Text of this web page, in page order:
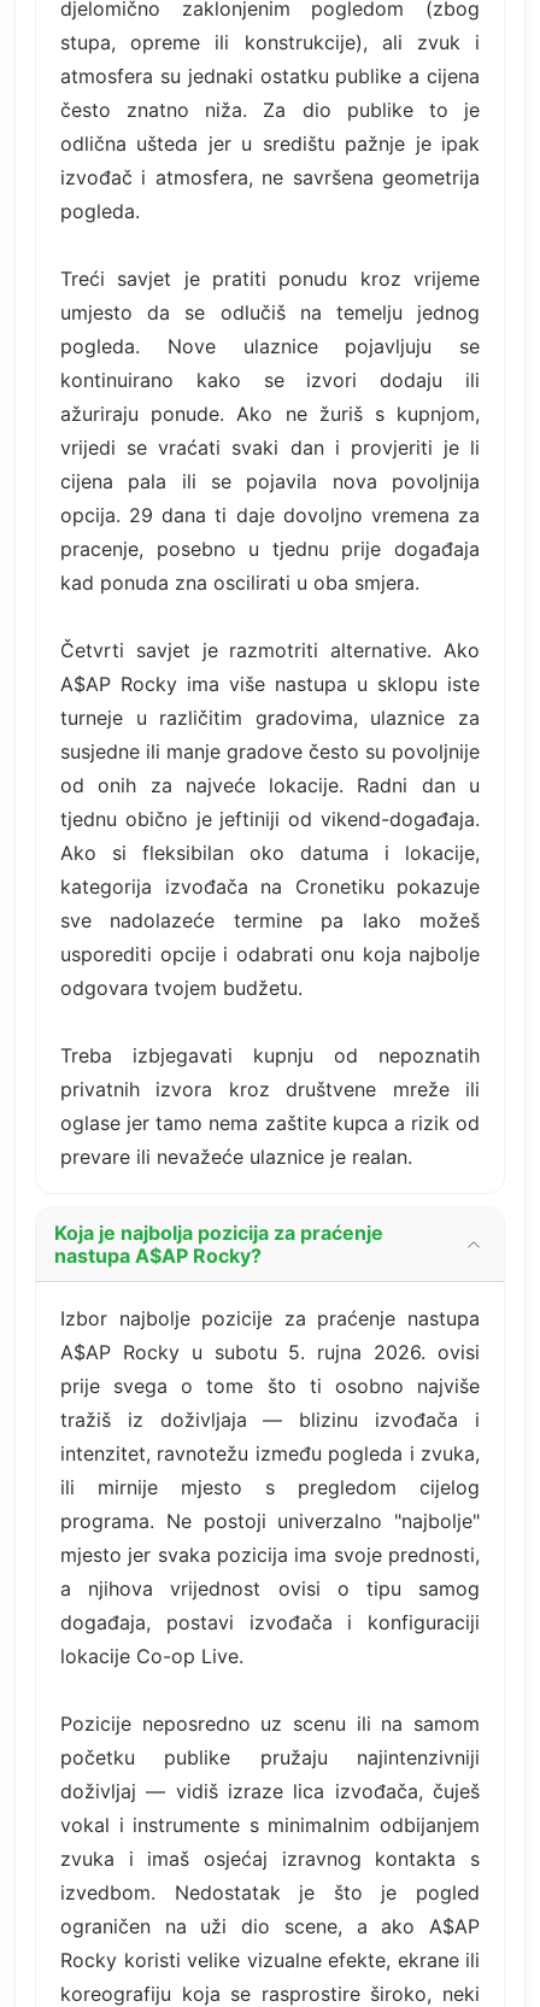
djelomično zaklonjenim pogledom (zbog
stupa, opreme ili konstrukcije), ali zvuk i
atmosfera su jednaki ostatku publike a cijena
često znatno niža. Za dio publike to je
odlična ušteda jer u središtu pažnje je ipak
izvođač i atmosfera, ne savršena geometrija
pogleda.
Treći savjet je pratiti ponudu kroz vrijeme
umjesto da se odlučiš na temelju jednog
pogleda. Nove ulaznice pojavljuju se
kontinuirano kako se izvori dodaju ili
ažuriraju ponude. Ako ne žuriš s kupnjom,
vrijedi se vraćati svaki dan i provjeriti je li
cijena pala ili se pojavila nova povoljnija
opcija. 29 dana ti daje dovoljno vremena za
pracenje, posebno u tjednu prije događaja
kad ponuda zna oscilirati u oba smjera.
Četvrti savjet je razmotriti alternative. Ako
A$AP Rocky ima više nastupa u sklopu iste
turneje u različitim gradovima, ulaznice za
susjedne ili manje gradove često su povoljnije
od onih za najveće lokacije. Radni dan u
tjednu obično je jeftiniji od vikend-događaja.
Ako si fleksibilan oko datuma i lokacije,
kategorija izvođača na Cronetiku pokazuje
sve nadolazeće termine pa lako možeš
usporediti opcije i odabrati onu koja najbolje
odgovara tvojem budžetu.
Treba izbjegavati kupnju od nepoznatih
privatnih izvora kroz društvene mreže ili
oglase jer tamo nema zaštite kupca a rizik od
prevare ili nevažeće ulaznice je realan.
Koja je najbolja pozicija za praćenje
nastupa A$AP Rocky?
Izbor najbolje pozicije za praćenje nastupa
A$AP Rocky u subotu 5. rujna 2026. ovisi
prije svega o tome što ti osobno najviše
tražiš iz doživljaja — blizinu izvođača i
intenzitet, ravnotežu između pogleda i zvuka,
ili mirnije mjesto s pregledom cijelog
programa. Ne postoji univerzalno "najbolje"
mjesto jer svaka pozicija ima svoje prednosti,
a njihova vrijednost ovisi o tipu samog
događaja, postavi izvođača i konfiguraciji
lokacije Co-op Live.
Pozicije neposredno uz scenu ili na samom
početku publike pružaju najintenzivniji
doživljaj — vidiš izraze lica izvođača, čuješ
vokal i instrumente s minimalnim odbijanjem
zvuka i imaš osjećaj izravnog kontakta s
izvedbom. Nedostatak je što je pogled
ograničen na uži dio scene, a ako A$AP
Rocky koristi velike vizualne efekte, ekrane ili
koreografiju koja se rasprostire široko, neki